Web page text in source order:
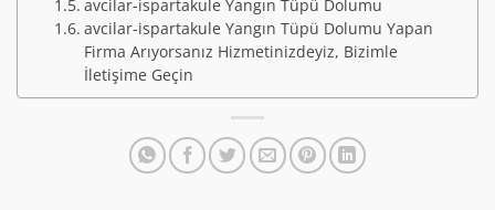
avcilar-ispartakule Yangın Tüpü Dolumu
avcilar-ispartakule Yangın Tüpü Dolumu Yapan
Firma Arıyorsanız Hizmetinizdeyiz, Bizimle
İletişime Geçin